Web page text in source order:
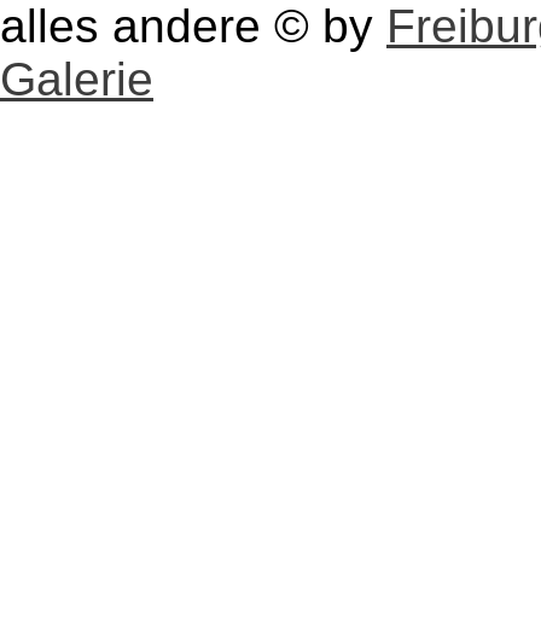
alles andere © by
Galerie